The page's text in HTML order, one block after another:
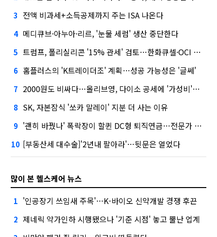
3 전액 비과세+소득공제까지 주는 ISA 나온다
4 메디큐브·아누아·리르, '눈물 세럼' 생산 중단한다
5 트럼프, 폴리실리콘 '15% 관세' 검토…한화큐셀·OCI 영향은?
6 홈플러스의 'K트레이더조' 계획…성공 가능성은 '글쎄'
7 2000원도 비싸다…올리브영, 다이소 공세에 '가성비'로 맞불
8 SK, 자본잠식 '쏘카 말레이' 지분 더 사는 이유
9 '괜히 바꿨나' 폭락장이 할퀸 DC형 퇴직연금…전문가 조언은
10 [부동산세 대수술]'2년내 팔아라'…뒷문은 열었다
많이 본 헬스케어 뉴스
1 '인공장기 쓰임새 주목'…K-바이오 신약개발 경쟁 후끈
2 제네릭 약가인하 시행됐으나 '기준 시점' 놓고 뿔난 업계